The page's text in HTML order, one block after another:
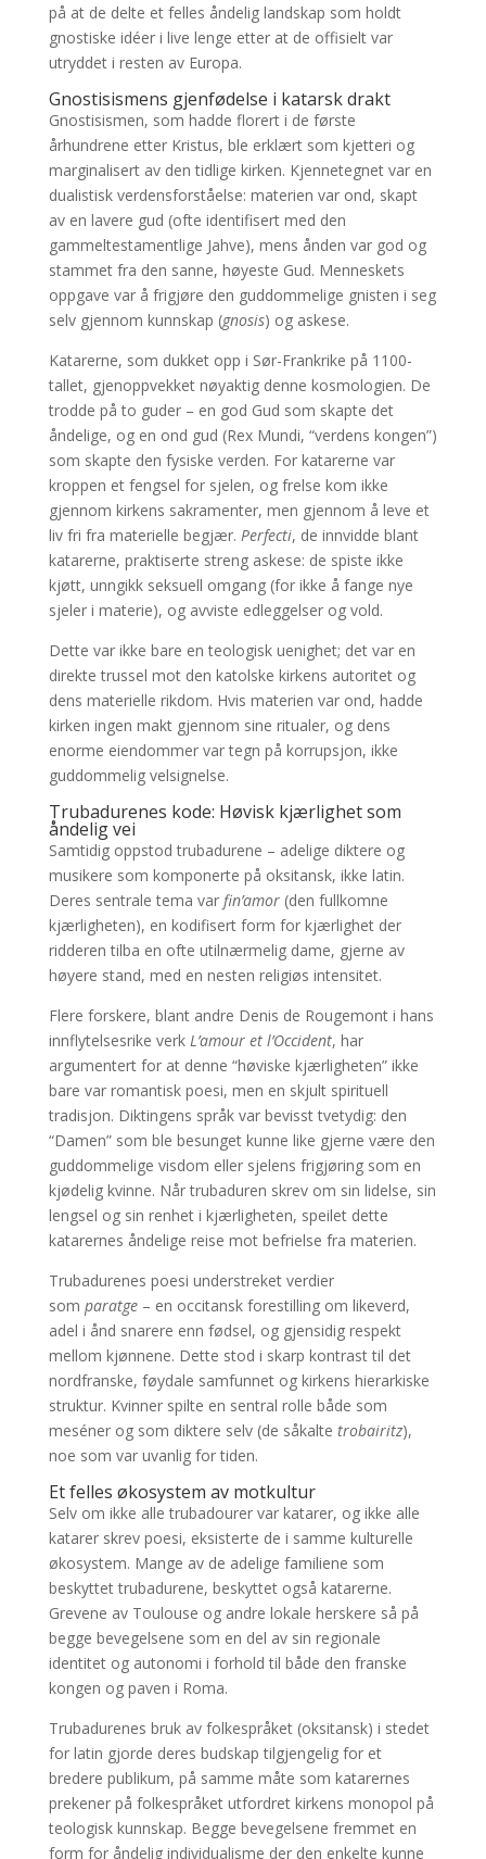
på at de delte et felles åndelig landskap som holdt
gnostiske idéer i live lenge etter at de offisielt var
utryddet i resten av Europa.
Gnostisismens gjenfødelse i katarsk drakt
Gnostisismen, som hadde florert i de første
århundrene etter Kristus, ble erklært som kjetteri og
marginalisert av den tidlige kirken. Kjennetegnet var en
dualistisk verdensforståelse: materien var ond, skapt
av en lavere gud (ofte identifisert med den
gammeltestamentlige Jahve), mens ånden var god og
stammet fra den sanne, høyeste Gud. Menneskets
oppgave var å frigjøre den guddommelige gnisten i seg
selv gjennom kunnskap (gnosis) og askese.
Katarerne, som dukket opp i Sør-Frankrike på 1100-
tallet, gjenoppvekket nøyaktig denne kosmologien. De
trodde på to guder – en god Gud som skapte det
åndelige, og en ond gud (Rex Mundi, “verdens kongen”)
som skapte den fysiske verden. For katarerne var
kroppen et fengsel for sjelen, og frelse kom ikke
gjennom kirkens sakramenter, men gjennom å leve et
liv fri fra materielle begjær. Perfecti, de innvidde blant
katarerne, praktiserte streng askese: de spiste ikke
kjøtt, unngikk seksuell omgang (for ikke å fange nye
sjeler i materie), og avviste edleggelser og vold.
Dette var ikke bare en teologisk uenighet; det var en
direkte trussel mot den katolske kirkens autoritet og
dens materielle rikdom. Hvis materien var ond, hadde
kirken ingen makt gjennom sine ritualer, og dens
enorme eiendommer var tegn på korrupsjon, ikke
guddommelig velsignelse.
Trubadurenes kode: Høvisk kjærlighet som
åndelig vei
Samtidig oppstod trubadurene – adelige diktere og
musikere som komponerte på oksitansk, ikke latin.
Deres sentrale tema var fin’amor(den fullkomne
kjærligheten), en kodifisert form for kjærlighet der
ridderen tilba en ofte utilnærmelig dame, gjerne av
høyere stand, med en nesten religiøs intensitet.
Flere forskere, blant andre Denis de Rougemont i hans
innflytelsesrike verk L’amour et l’Occident, har
argumentert for at denne “høviske kjærligheten” ikke
bare var romantisk poesi, men en skjult spirituell
tradisjon. Diktingens språk var bevisst tvetydig: den
“Damen” som ble besunget kunne like gjerne være den
guddommelige visdom eller sjelens frigjøring som en
kjødelig kvinne. Når trubaduren skrev om sin lidelse, sin
lengsel og sin renhet i kjærligheten, speilet dette
katarernes åndelige reise mot befrielse fra materien.
Trubadurenes poesi understreket verdier
som paratge– en occitansk forestilling om likeverd,
adel i ånd snarere enn fødsel, og gjensidig respekt
mellom kjønnene. Dette stod i skarp kontrast til det
nordfranske, føydale samfunnet og kirkens hierarkiske
struktur. Kvinner spilte en sentral rolle både som
meséner og som diktere selv (de såkalte trobairitz),
noe som var uvanlig for tiden.
Et felles økosystem av motkultur
Selv om ikke alle trubadourer var katarer, og ikke alle
katarer skrev poesi, eksisterte de i samme kulturelle
økosystem. Mange av de adelige familiene som
beskyttet trubadurene, beskyttet også katarerne.
Grevene av Toulouse og andre lokale herskere så på
begge bevegelsene som en del av sin regionale
identitet og autonomi i forhold til både den franske
kongen og paven i Roma.
Trubadurenes bruk av folkespråket (oksitansk) i stedet
for latin gjorde deres budskap tilgjengelig for et
bredere publikum, på samme måte som katarernes
prekener på folkespråket utfordret kirkens monopol på
teologisk kunnskap. Begge bevegelsene fremmet en
form for åndelig individualisme der den enkelte kunne